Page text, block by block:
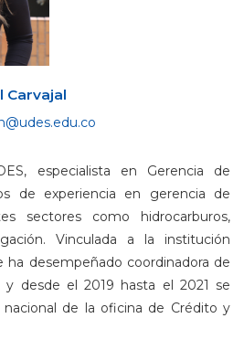
Carvajal
especialista en Gerencia de
de experiencia en gerencia de
sectores como hidrocarburos,
Vinculada a la institución
ha desempeñado coordinadora de
y desde el 2019 hasta el 2021 se
de la oficina de Crédito y